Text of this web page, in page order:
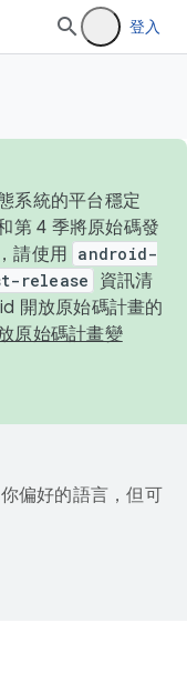
登入
系統的平台穩定
第 4 季將原始碼發
請使用 android-
release
資訊清
開放原始碼計畫的
原始碼計畫變
偏好的語言，但可